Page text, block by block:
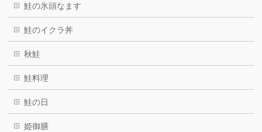
鮭の氷頭なます
鮭のイクラ丼
秋鮭
鮭料理
鮭の日
姫御膳